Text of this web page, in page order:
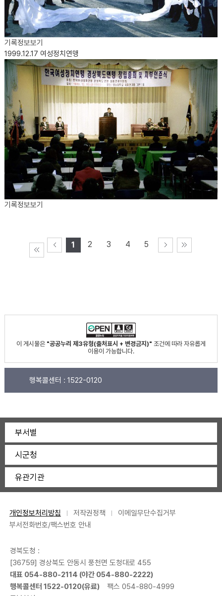
기록정보보기
1999.12.17 여성정치연맹
기록정보보기
1 2 3 4 5
이 게시물은 "공공누리 제3유형(출처표시 + 변경금지)" 조건에 따라 자유롭게
이용이 가능합니다.
행복콜센터 : 1522-0120
부서별
시군청
유관기관
개인정보처리방침 저작권정책
이메일무단수집거부
부서전화번호/팩스번호 안내
경북도청 :
[36759] 경상북도 안동시 풍천면 도청대로 455
대표 054-880-2114 (야간 054-880-2222)
행복콜센터 1522-0120(유료)
팩스 054-880-4999